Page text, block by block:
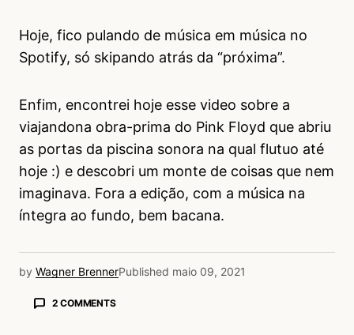
Hoje, fico pulando de música em música no
Spotify, só skipando atrás da “próxima”.
Enfim, encontrei hoje esse video sobre a
viajandona obra-prima do Pink Floyd que abriu
as portas da piscina sonora na qual flutuo até
hoje :) e descobri um monte de coisas que nem
imaginava. Fora a edição, com a música na
íntegra ao fundo, bem bacana.
by Wagner BrennerPublished maio 09, 2021
2 COMMENTS